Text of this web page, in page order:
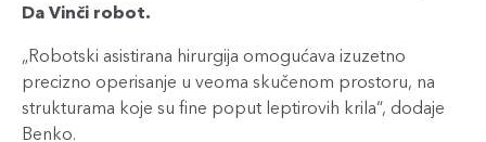
Da Vinči robot.
„Robotski asistirana hirurgija omogućava izuzetno
precizno operisanje u veoma skučenom prostoru, na
strukturama koje su fine poput leptirovih krila“, dodaje
Benko.